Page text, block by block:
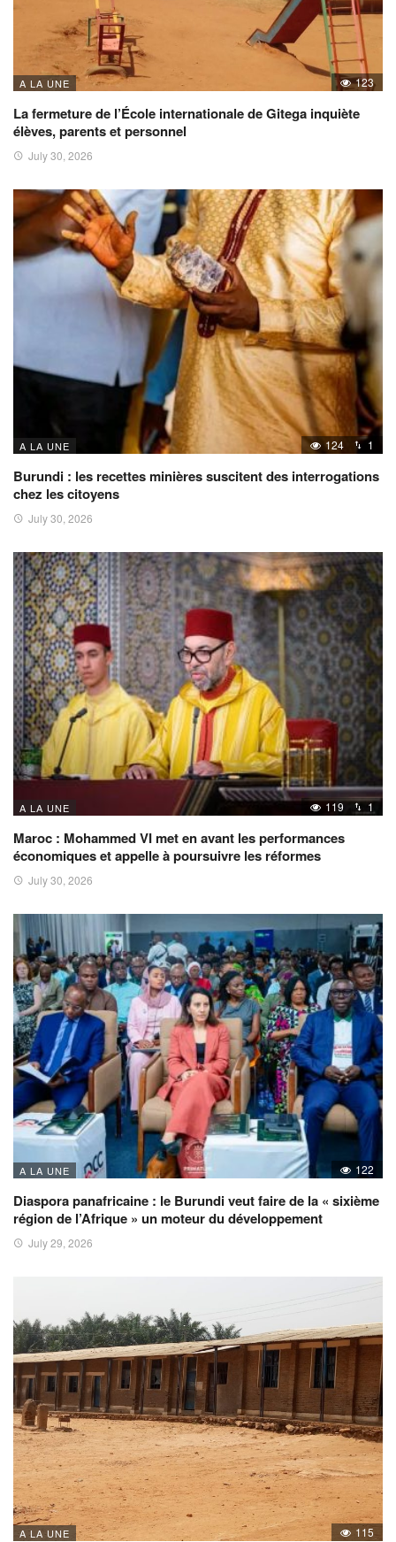
A LA UNE 123
La fermeture de l’École internationale de Gitega inquiète
élèves, parents et personnel
July 30, 2026
A LA UNE 124 1
Burundi : les recettes minières suscitent des interrogations
chez les citoyens
July 30, 2026
A LA UNE 119 1
Maroc : Mohammed VI met en avant les performances
économiques et appelle à poursuivre les réformes
July 30, 2026
A LA UNE 122
Diaspora panafricaine : le Burundi veut faire de la « sixième
région de l’Afrique » un moteur du développement
July 29, 2026
A LA UNE 115